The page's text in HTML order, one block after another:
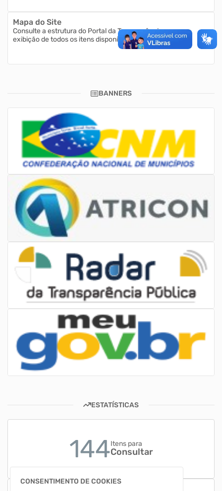
CONSENTIMENTO DE COOKIES
Mapa do Site
Consulte a estrutura do Portal da Transparência com a
exibição de todos os itens disponíveis
BANNERS
ESTATÍSTICAS
144Itens para
Consultar